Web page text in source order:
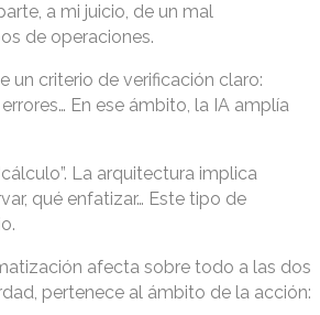
a mi juicio, de un mal
de operaciones.
un criterio de verificación claro:
En ese ámbito, la IA amplía
La arquitectura implica
qué enfatizar… Este tipo de
afecta sobre todo a las dos
pertenece al ámbito de la acción: